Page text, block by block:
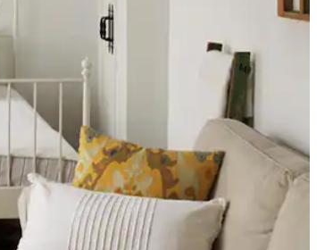
dotykem nebo přejetím prstem.